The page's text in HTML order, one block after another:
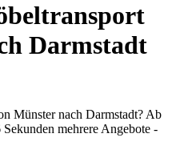
Darmstadt
Münster nach Darmstadt? Ab
mehrere Angebote -